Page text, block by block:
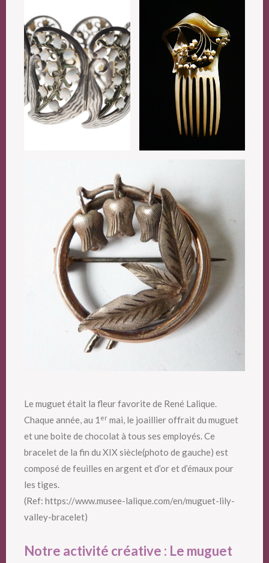
Le muguet était la fleur favorite de René Lalique.
Chaque année, au 1 er mai, le joaillier offrait du muguet
et une boite de chocolat à tous ses employés. Ce
bracelet de la fin du XIX siècle(photo de gauche) est
composé de feuilles en argent et d’or et d’émaux pour
les tiges.
(Ref: https://www.musee-lalique.com/en/muguet-lily-
valley-bracelet)
Notre activité créative : Le muguet